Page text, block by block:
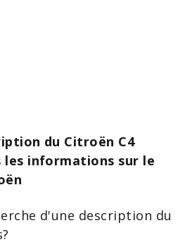
du Citroën C4
informations sur le
d'une description du
?